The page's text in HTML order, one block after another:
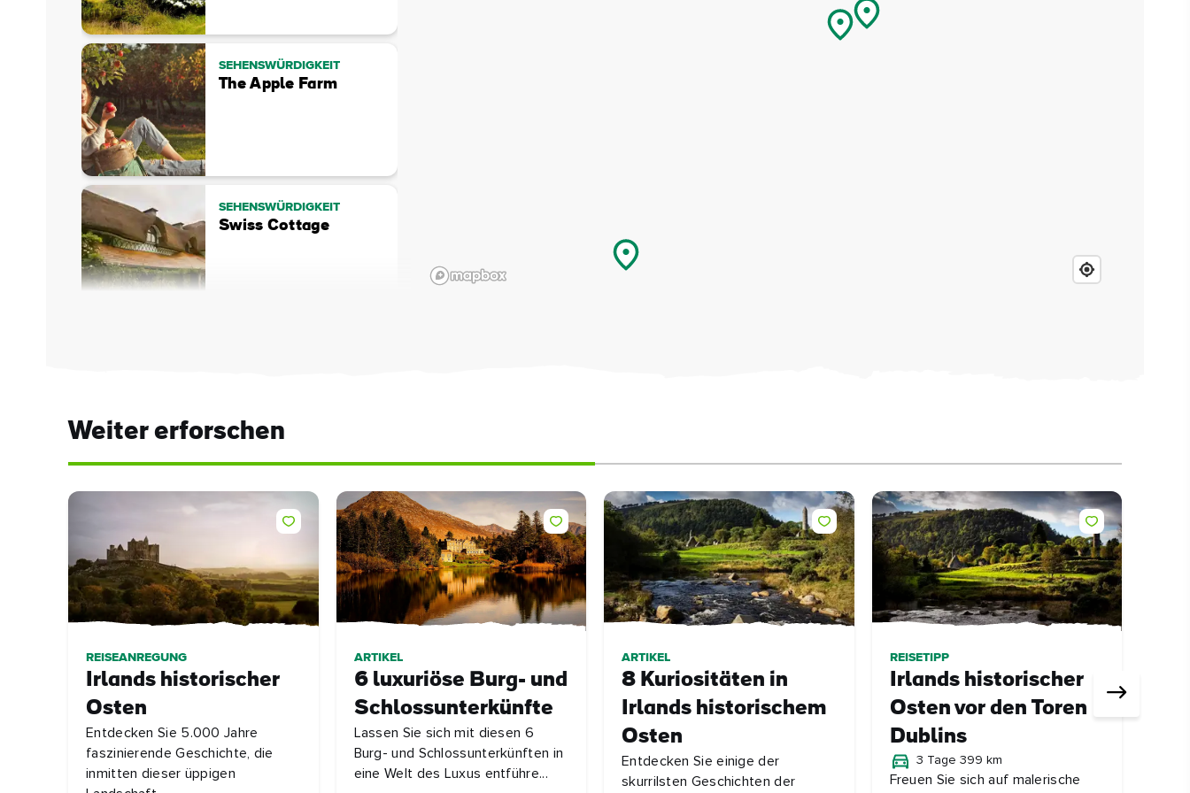
SEHENSWÜRDIGKEIT
The Apple Farm
SEHENSWÜRDIGKEIT
Swiss Cottage
Weiter erforschen
REISEANREGUNG
Irlands historischer
Osten
Entdecken Sie 5.000 Jahre
faszinierende Geschichte, die
inmitten dieser üppigen
ARTIKEL
6 luxuriöse Burg- und
Schlossunterkünfte
Lassen Sie sich mit diesen 6
Burg- und Schlossunterkünften in
eine Welt des Luxus entführe...
ARTIKEL
8 Kuriositäten in
Irlands historischem
Osten
Entdecken Sie einige der
skurrilsten Geschichten der
REISETIPP
Irlands historischer
Osten vor den Toren
Dublins
3 Tage 399 km
Freuen Sie sich auf malerische